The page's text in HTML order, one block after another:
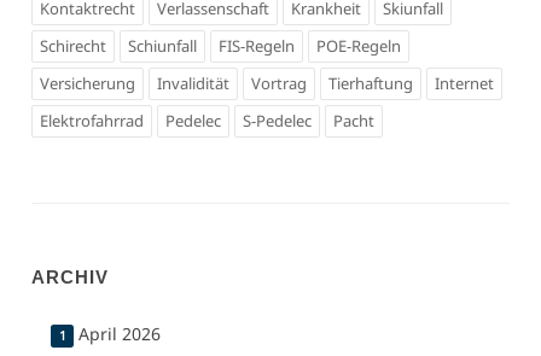
Kontaktrecht
Verlassenschaft Krankheit
Skiunfall
Schirecht
Schiunfall FIS-Regeln
POE-Regeln
Versicherung
Invalidität Vortrag Tierhaftung
Internet
Elektrofahrrad
Pedelec S-Pedelec Pacht
ARCHIV
1 April 2026